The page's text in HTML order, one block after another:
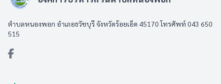
ตำบลหนองพอก อำเภอธวัชบุรี จังหวัดร้อยเอ็ด 45170 โทรศัพท์ 043 650
515